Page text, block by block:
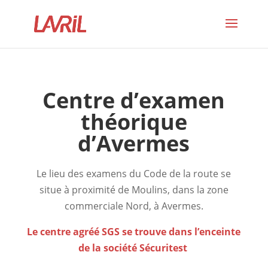
Centre d’examen
théorique
d’Avermes
Le lieu des examens du Code de la route se
situe à proximité de Moulins, dans la zone
commerciale Nord, à Avermes.
Le centre agréé SGS se trouve dans l’enceinte
de la société Sécuritest